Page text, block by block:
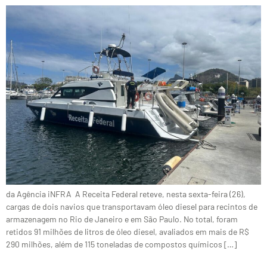
da Agência iNFRA A Receita Federal reteve, nesta sexta-feira (26),
cargas de dois navios que transportavam óleo diesel para recintos de
armazenagem no Rio de Janeiro e em São Paulo. No total, foram
retidos 91 milhões de litros de óleo diesel, avaliados em mais de R$
290 milhões, além de 115 toneladas de compostos químicos […]